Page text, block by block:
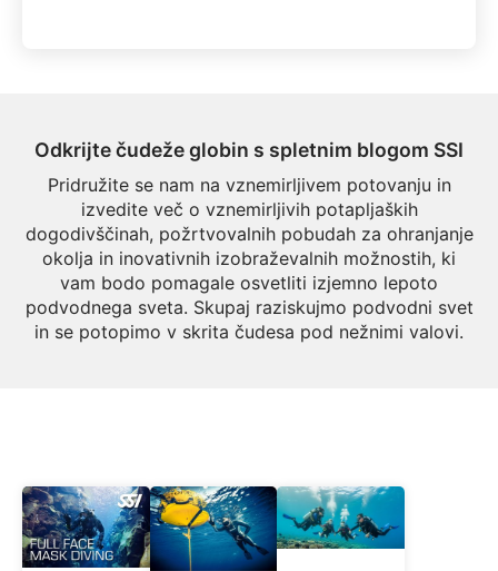
Odkrijte čudeže globin s spletnim blogom SSI
Pridružite se nam na vznemirljivem potovanju in
izvedite več o vznemirljivih potapljaških
dogodivščinah, požrtvovalnih pobudah za ohranjanje
okolja in inovativnih izobraževalnih možnostih, ki
vam bodo pomagale osvetliti izjemno lepoto
podvodnega sveta. Skupaj raziskujmo podvodni svet
in se potopimo v skrita čudesa pod nežnimi valovi.